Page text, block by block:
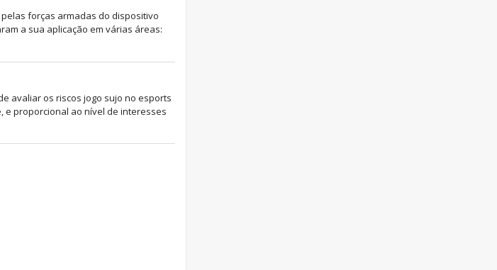
forças armadas do dispositivo
a sua aplicação em várias áreas:
avaliar os riscos jogo sujo no esports
e proporcional ao nível de interesses